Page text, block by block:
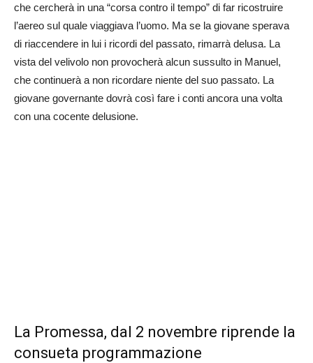
che cercherà in una “corsa contro il tempo” di far ricostruire
l’aereo sul quale viaggiava l’uomo. Ma se la giovane sperava
di riaccendere in lui i ricordi del passato, rimarrà delusa. La
vista del velivolo non provocherà alcun sussulto in Manuel,
che continuerà a non ricordare niente del suo passato. La
giovane governante dovrà così fare i conti ancora una volta
con una cocente delusione.
La Promessa, dal 2 novembre riprende la
consueta programmazione